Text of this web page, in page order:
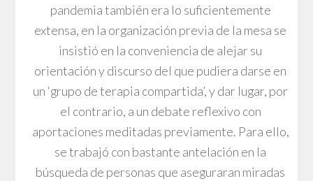
pandemia también era lo suficientemente
extensa, en la organización previa de la mesa se
insistió en la conveniencia de alejar su
orientación y discurso del que pudiera darse en
un ‘grupo de terapia compartida’, y dar lugar, por
el contrario, a un debate reflexivo con
aportaciones meditadas previamente. Para ello,
se trabajó con bastante antelación en la
búsqueda de personas que aseguraran miradas